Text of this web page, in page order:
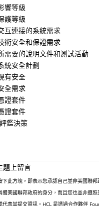
響等級
護等級
互連接的系統需求
術安全和保證需求
需要的說明文件和測試活動
統安全計劃
有安全
全需求
證套件
證套件
鑑決策
題上留言
下此方塊，即表示您承認自己並非美國聯
備美國聯邦政府的身分，而且您也並非遵
代表其提交資訊。HCL 是透過合作夥伴